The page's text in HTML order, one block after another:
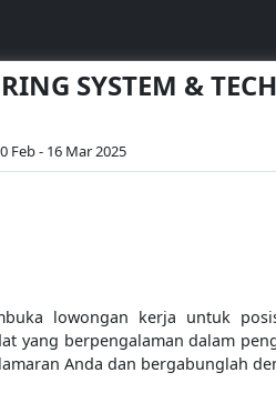
SYSTEM &
Feb - 16 Mar 2025
lowongan kerja untuk
yang berpengalaman dalam
Anda dan bergabunglah